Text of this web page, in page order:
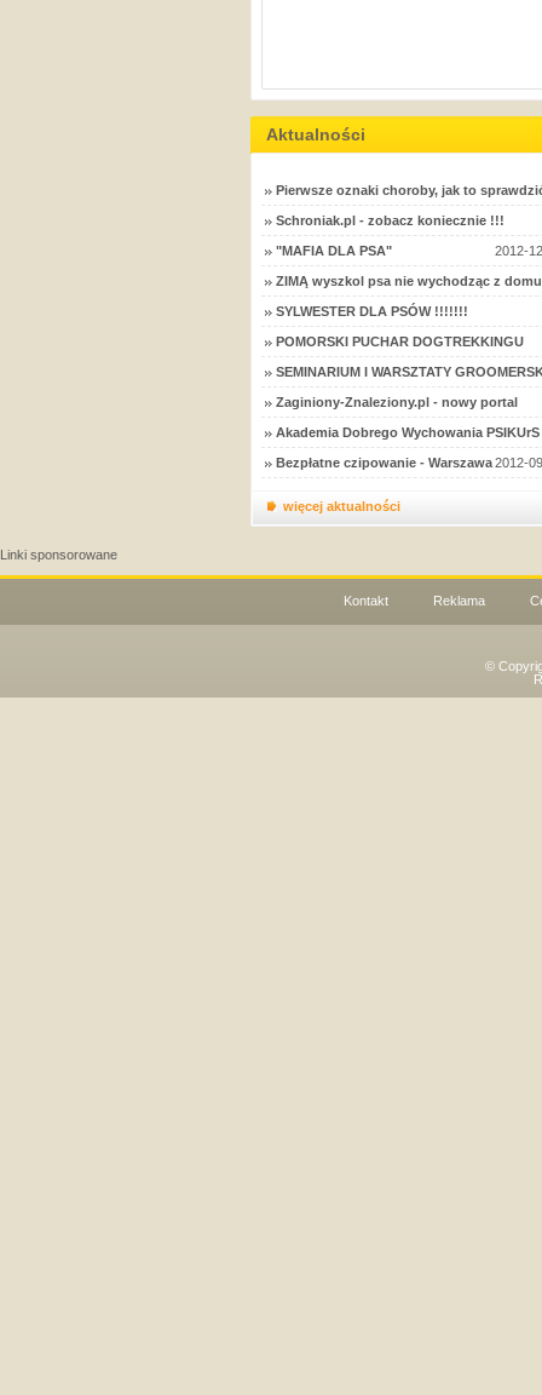
Aktualności
Pierwsze oznaki choroby, jak to
Schroniak.pl - zobacz koniecznie !!!
"MAFIA DLA PSA" 2012-
ZIMĄ wyszkol psa nie wychodząc z
SYLWESTER DLA PSÓW !!!!!!!
POMORSKI PUCHAR DOGTREKKINGU
SEMINARIUM I WARSZTATY
Zaginiony-Znaleziony.pl - nowy portal
Akademia Dobrego Wychowania
Bezpłatne czipowanie - Warszawa2012-
więcej aktualności
Linki sponsorowane
Kontakt Reklama
©